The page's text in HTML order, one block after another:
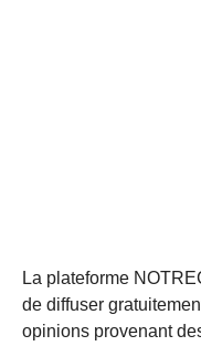
La plateforme
de diffuser
opinions provenant